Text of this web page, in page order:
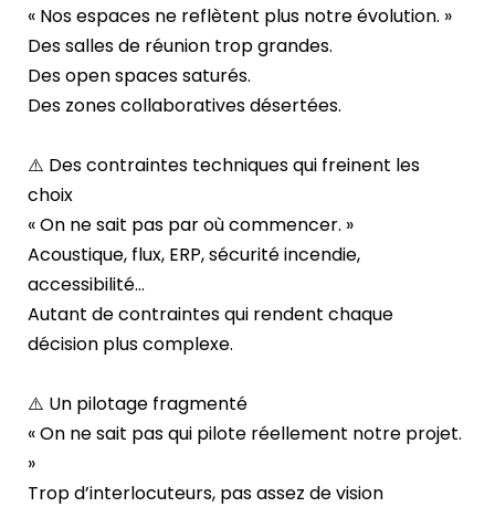
« Nos espaces ne reflètent plus notre évolution. »
Des salles de réunion trop grandes.
Des open spaces saturés.
Des zones collaboratives désertées.
⚠️ Des contraintes techniques qui freinent les
choix
« On ne sait pas par où commencer. »
Acoustique, flux, ERP, sécurité incendie,
accessibilité…
Autant de contraintes qui rendent chaque
décision plus complexe.
⚠️ Un pilotage fragmenté
« On ne sait pas qui pilote réellement notre projet.
»
Trop d’interlocuteurs, pas assez de vision